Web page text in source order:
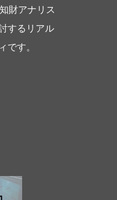
財アナリス
するリアル
です。